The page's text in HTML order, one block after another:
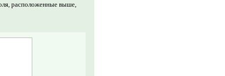
расположенные выше,